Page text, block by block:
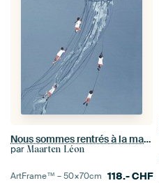
Nous sommes rentrés à la maison avec le sourire
par Maarten Léon
ArtFrame™ –50×70cm 118.-CHF